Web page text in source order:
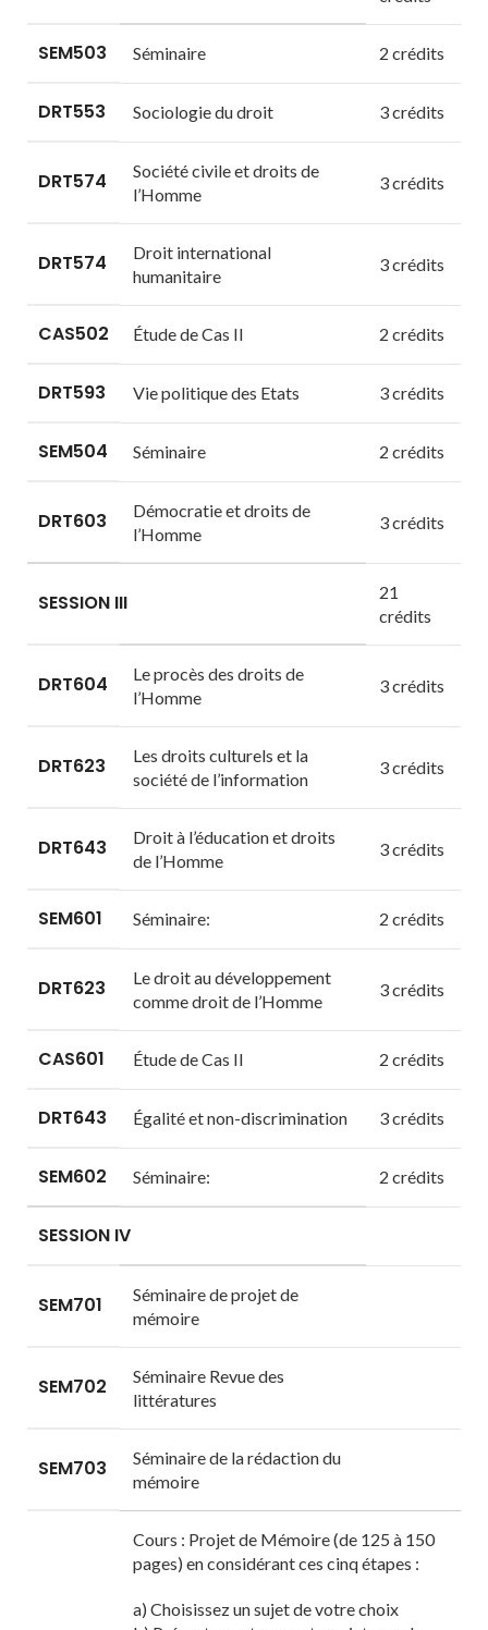
SEM503 Séminaire 2 crédits
DRT553 Sociologie du droit 3 crédits
DRT574
Société civile et droits de
l’Homme
3 crédits
DRT574
Droit international
humanitaire
3 crédits
CAS502 Étude de Cas II 2 crédits
DRT593 Vie politique des Etats 3 crédits
SEM504 Séminaire 2 crédits
DRT603
Démocratie et droits de
l’Homme
3 crédits
SESSION III
21
crédits
DRT604
Le procès des droits de
l’Homme
3 crédits
DRT623
Les droits culturels et la
société de l’information
3 crédits
DRT643
Droit à l’éducation et droits
de l’Homme
3 crédits
SEM601 Séminaire: 2 crédits
DRT623
Le droit au développement
comme droit de l’Homme
3 crédits
CAS601 Étude de Cas II 2 crédits
DRT643 Égalité et non-discrimination 3 crédits
SEM602 Séminaire: 2 crédits
SESSION IV
SEM701
Séminaire de projet de
mémoire
SEM702
Séminaire Revue des
littératures
SEM703
Séminaire de la rédaction du
mémoire
Cours : Projet de Mémoire (de 125 à 150
pages) en considérant ces cinq étapes :
a) Choisissez un sujet de votre choix